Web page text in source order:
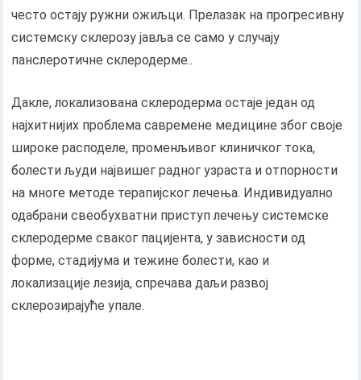
често остају ружни ожиљци. Прелазак на прогресивну
системску склерозу јавља се само у случају
панслеротичне склеродерме..
Дакле, локализована склеродерма остаје један од
најхитнијих проблема савремене медицине због своје
широке расподеле, променљивог клиничког тока,
болести људи највишег радног узраста и отпорности
на многе методе терапијског лечења. Индивидуално
одабрани свеобухватни приступ лечењу системске
склеродерме сваког пацијента, у зависности од
форме, стадијума и тежине болести, као и
локализације лезија, спречава даљи развој
склерозирајуће упале.